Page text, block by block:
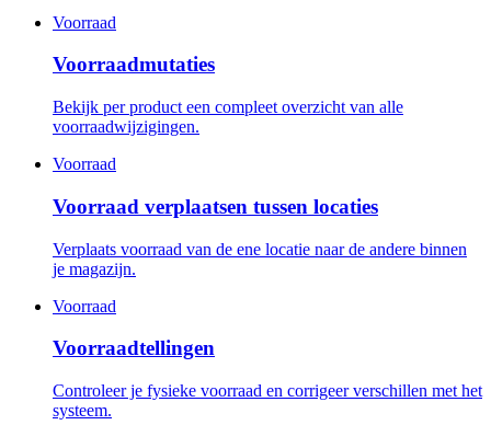
Voorraad
Voorraadmutaties
Bekijk per product een compleet overzicht van alle
voorraadwijzigingen.
Voorraad
Voorraad verplaatsen tussen locaties
Verplaats voorraad van de ene locatie naar de andere binnen
je magazijn.
Voorraad
Voorraadtellingen
Controleer je fysieke voorraad en corrigeer verschillen met het
systeem.